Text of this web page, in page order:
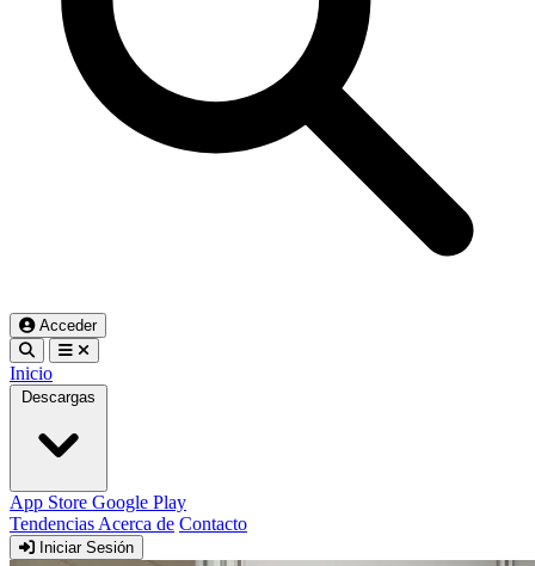
Acceder
Inicio
Descargas
App Store Google Play
Tendencias Acerca de Contacto
Iniciar Sesión